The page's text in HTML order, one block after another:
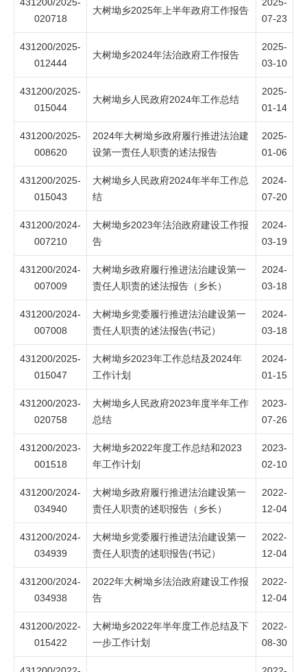
020718
大树坳乡2025年上半年政府工作报告
07-23
431200/2025-
012444
大树坳乡2024年法治政府工作报告
2025-
03-10
431200/2025-
015044
大树坳乡人民政府2024年工作总结
2025-
01-14
431200/2025-
008620
2024年大树坳乡政府履行推进法治建
设第一责任人职责的述法报告
2025-
01-06
431200/2025-
015043
大树坳乡人民政府2024年半年工作总
结
2024-
07-20
431200/2024-
007210
大树坳乡2023年法治政府建设工作报
告
2024-
03-19
431200/2024-
007009
大树坳乡政府履行推进法治建设第一
责任人职责的述法报告（乡长）
2024-
03-18
431200/2024-
007008
大树坳乡党委履行推进法治建设第一
责任人职责的述法报告(书记）
2024-
03-18
431200/2025-
015047
大树坳乡2023年工作总结及2024年
工作计划
2024-
01-15
431200/2023-
020758
大树坳乡人民政府2023年度半年工作
总结
2023-
07-26
431200/2023-
001518
大树坳乡2022年度工作总结和2023
年工作计划
2023-
02-10
431200/2024-
034940
大树坳乡政府履行推进法治建设第一
责任人职责的述职报告（乡长）
2022-
12-04
431200/2024-
034939
大树坳乡党委履行推进法治建设第一
责任人职责的述职报告(书记）
2022-
12-04
431200/2024-
034938
2022年大树坳乡法治政府建设工作报
告
2022-
12-04
431200/2022-
015422
大树坳乡2022年半年度工作总结及下
一步工作计划
2022-
08-30